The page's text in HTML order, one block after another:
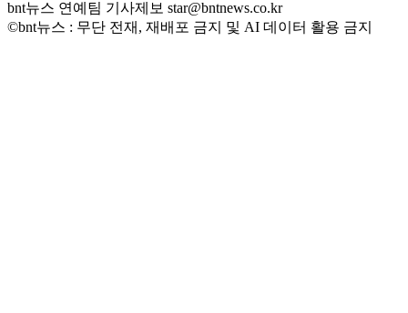
bnt뉴스 연예팀 기사제보 star@bntnews.co.kr
©bnt뉴스 : 무단 전재, 재배포 금지 및 AI 데이터 활용 금지